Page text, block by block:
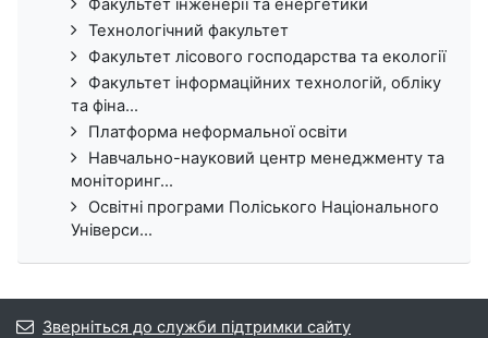
Факультет інженерії та енергетики
Технологічний факультет
Факультет лісового господарства та екології
Факультет інформаційних технологій, обліку
та фіна...
Платформа неформальної освіти
Навчально-науковий центр менеджменту та
моніторинг...
Освітні програми Поліського Національного
Універси...
Зверніться до служби підтримки сайту